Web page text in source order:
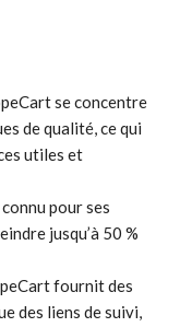
se concentre
de qualité, ce qui
utiles et
pour ses
jusqu’à 50 %
fournit des
des liens de suivi,